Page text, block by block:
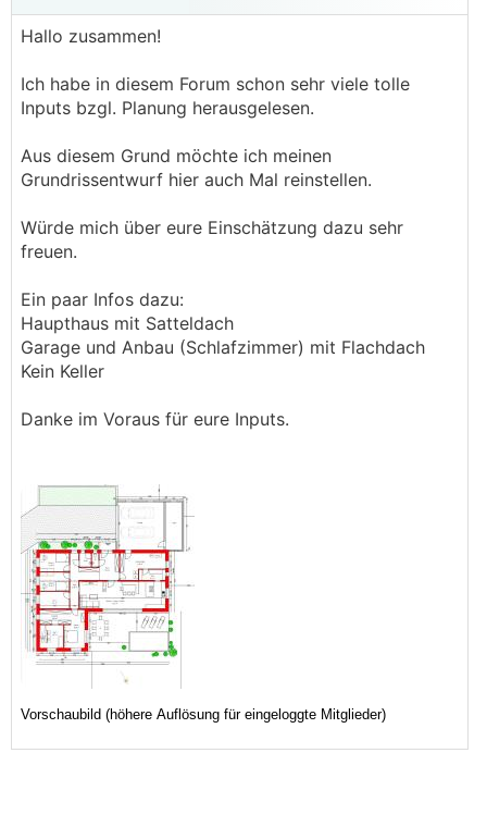
Hallo zusammen!
Ich habe in diesem Forum schon sehr viele tolle
Inputs bzgl. Planung herausgelesen.
Aus diesem Grund möchte ich meinen
Grundrissentwurf hier auch Mal reinstellen.
Würde mich über eure Einschätzung dazu sehr
freuen.
Ein paar Infos dazu:
Haupthaus mit Satteldach
Garage und Anbau (Schlafzimmer) mit Flachdach
Kein Keller
Danke im Voraus für eure Inputs.